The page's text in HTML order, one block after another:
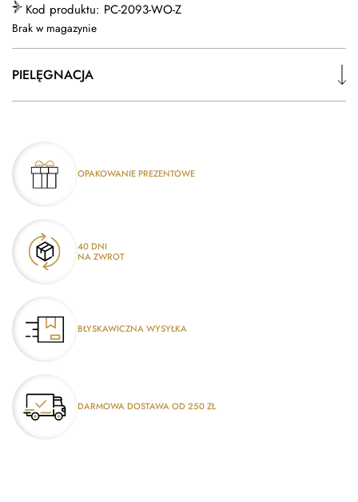
Kod produktu: PC-2093-WO-Z
Brak w magazynie
PIELĘGNACJA
OPAKOWANIE PREZENTOWE
40 DNI
NA ZWROT
BŁYSKAWICZNA WYSYŁKA
DARMOWA DOSTAWA OD 250 ZŁ